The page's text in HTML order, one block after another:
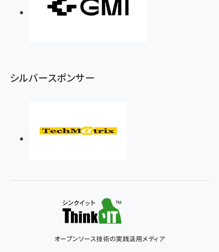
シルバースポンサー
オープンソース技術の実践活用メディア